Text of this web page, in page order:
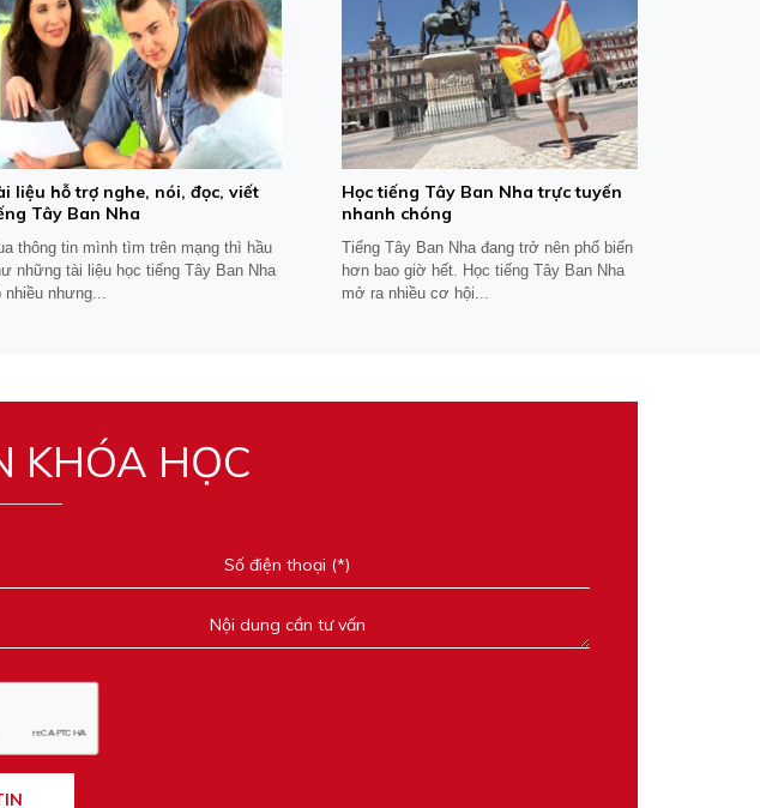
liệu hỗ trợ nghe, nói, đọc, viết
Tây Ban Nha
thông tin mình tìm trên mạng thì hầu
những tài liệu học tiếng Tây Ban Nha
nhiều nhưng...
​Học tiếng Tây Ban Nha trực tuyến
nhanh chóng
Tiếng Tây Ban Nha đang trở nên phổ biến
hơn bao giờ hết. Học tiếng Tây Ban Nha
mở ra nhiều cơ hội...
KHÓA HỌC